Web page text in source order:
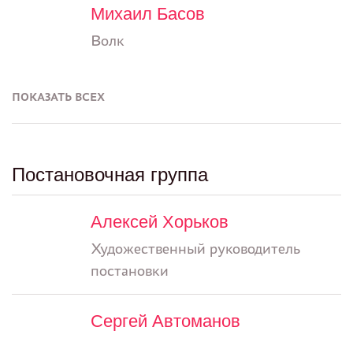
Михаил Басов
Волк
ПОКАЗАТЬ ВСЕХ
Постановочная группа
Алексей Хорьков
Художественный руководитель
постановки
Сергей Автоманов